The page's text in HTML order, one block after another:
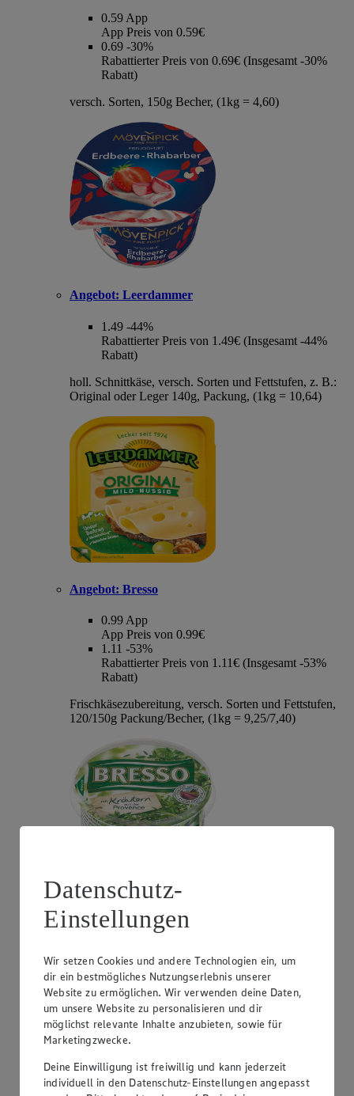
0.59 App
App Preis von 0.59€
0.69 -30%
Rabattierter Preis von 0.69€ (Insgesamt -30%
Rabatt)
versch. Sorten, 150g Becher, (1kg = 4,60)
Angebot: Leerdammer
1.49 -44%
Rabattierter Preis von 1.49€ (Insgesamt -44%
Rabatt)
holl. Schnittkäse, versch. Sorten und Fettstufen, z. B.:
Original oder Leger 140g, Packung, (1kg = 10,64)
Angebot: Bresso
0.99 App
App Preis von 0.99€
1.11 -53%
Rabattierter Preis von 1.11€ (Insgesamt -53%
Rabatt)
Frischkäsezubereitung, versch. Sorten und Fettstufen,
120/150g Packung/Becher, (1kg = 9,25/7,40)
Angebot:Milram Gewürzquark
Festpreis von 0.99€
versch. Sorten und Fettstufen, 185g Becher, (1kg =
5,35)
Datenschutz-
Einstellungen
Wir setzen Cookies und andere Technologien ein, um
dir ein bestmögliches Nutzungserlebnis unserer
Website zu ermöglichen. Wir verwenden deine Daten,
um unsere Website zu personalisieren und dir
möglichst relevante Inhalte anzubieten, sowie für
Marketingzwecke.
Deine Einwilligung ist freiwillig und kann jederzeit
individuell in den Datenschutz-Einstellungen angepasst